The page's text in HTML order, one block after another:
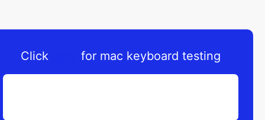
Click for mac keyboard testing